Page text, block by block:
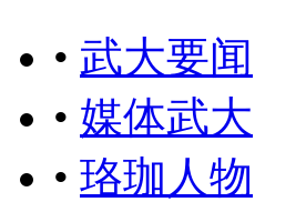
• 武大要闻
• 媒体武大
• 珞珈人物